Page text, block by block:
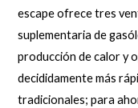
escape ofrece tres
suplementaria de
producción de calor y
decididamente más
tradicionales; para